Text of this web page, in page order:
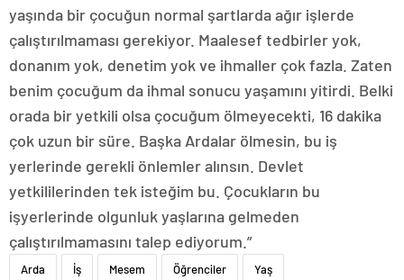
yaşında bir çocuğun normal şartlarda ağır işlerde
çalıştırılmaması gerekiyor. Maalesef tedbirler yok,
donanım yok, denetim yok ve ihmaller çok fazla. Zaten
benim çocuğum da ihmal sonucu yaşamını yitirdi. Belki
orada bir yetkili olsa çocuğum ölmeyecekti, 16 dakika
çok uzun bir süre. Başka Ardalar ölmesin, bu iş
yerlerinde gerekli önlemler alınsın. Devlet
yetkililerinden tek isteğim bu. Çocukların bu
işyerlerinde olgunluk yaşlarına gelmeden
çalıştırılmamasını talep ediyorum.”
Arda İş Mesem Öğrenciler Yaş